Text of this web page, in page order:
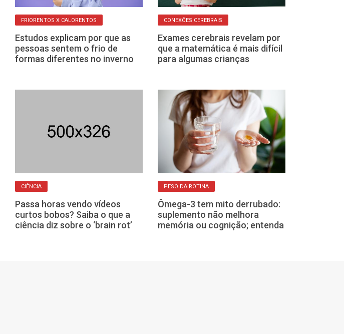
FRIORENTOS X CALORENTOS
Estudos explicam por que as
pessoas sentem o frio de
formas diferentes no inverno
CONEXÕES CEREBRAIS
Exames cerebrais revelam por
que a matemática é mais difícil
para algumas crianças
CIÊNCIA
Passa horas vendo vídeos
curtos bobos? Saiba o que a
ciência diz sobre o ‘brain rot’
PESO DA ROTINA
Ômega-3 tem mito derrubado:
suplemento não melhora
memória ou cognição; entenda